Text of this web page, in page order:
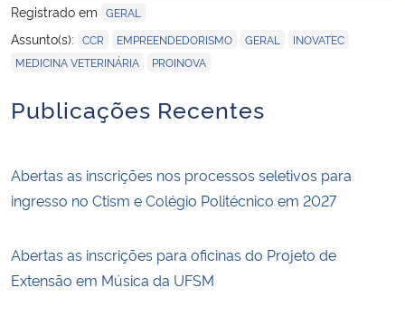
Registrado em GERAL
Assunto(s): CCR EMPREENDEDORISMO GERAL INOVATEC
MEDICINA VETERINÁRIA PROINOVA
Publicações Recentes
Abertas as inscrições nos processos seletivos para
ingresso no Ctism e Colégio Politécnico em 2027
Abertas as inscrições para oficinas do Projeto de
Extensão em Música da UFSM